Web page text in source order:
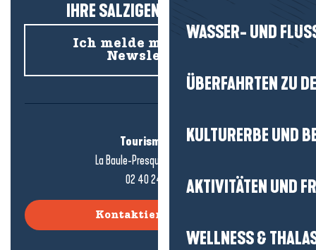
WASSER- UND
ÜBERFAHRTEN ZU
KULTURERBE UND
AKTIVITÄTEN UND
WELLNESS &
IHRE SALZIGEN NEUIGKEITEN!
Ich melde mich für den
Newsletter an
Tourismusbüro
La Baule-Presqu'île de Guérande
02 40 24 34 44
Kontaktieren Sie uns